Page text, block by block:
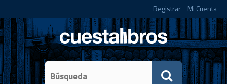
Registrar Mi Cuenta